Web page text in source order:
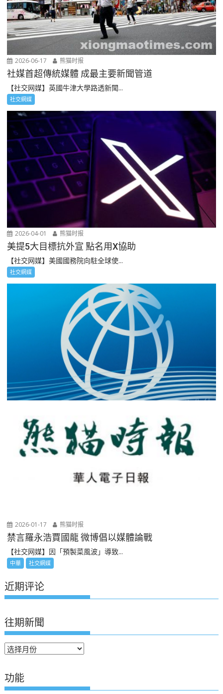
2026-06-17 熊猫时报
社媒首超傳統媒體 成最主要新聞管道
【社交网媒】英國牛津大學路透新聞...
社交網媒
2026-04-01 熊猫时报
美提5大目標抗外宣 點名用X協助
【社交网媒】美國國務院向駐全球使...
社交網媒
2026-01-17 熊猫时报
禁言羅永浩賈國龍 微博倡以媒體論戰
【社交网媒】因「預製菜風波」導致...
中華 社交網媒
近期评论
往期新聞
往
新
聞
功能